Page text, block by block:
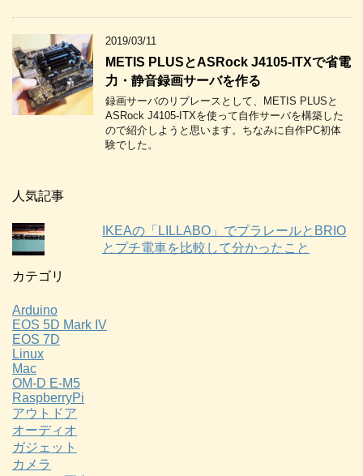
2019/03/11
METIS PLUSとASRock J4105-ITXで省電
力・静音録画サーバを作る
録画サーバのリプレースとして、METIS PLUSと
ASRock J4105-ITXを使って自作サーバを構築した
ので紹介しようと思います。ちなみに自作PC初体
験でした。
人気記事
IKEAの「LILLABO」でプラレールとBRIO
とプチ電車を比較して分かったこと
カテゴリ
Arduino
EOS 5D Mark IV
EOS 7D
Linux
Mac
OM-D E-M5
RaspberryPi
アウトドア
オーディオ
ガジェット
カメラ